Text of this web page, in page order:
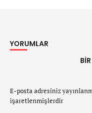
YORUMLAR
E-posta adresiniz
işaretlenmişlerdir